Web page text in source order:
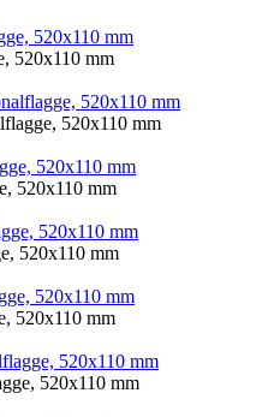
520x110 mm
520x110 mm
520x110 mm
520x110 mm
520x110 mm
520x110 mm